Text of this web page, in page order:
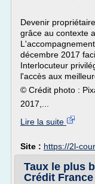
Devenir
grâce au contexte
décembre 2017
Interlocuteur
l'accès aux
© Crédit photo :
2017,...
Lire la suite
Site : https://2l-
Taux le plus
Crédit France